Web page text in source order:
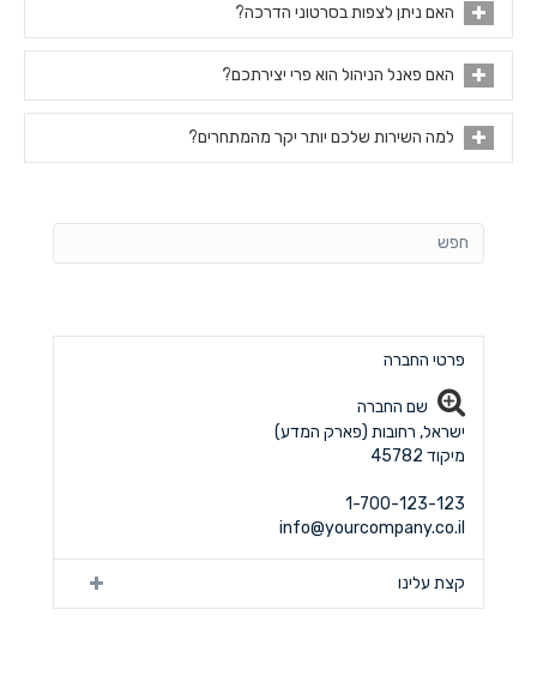
האם ניתן לצפות בסרטוני הדרכה?
האם פאנל הניהול הוא פרי יצירתכם?
למה השירות שלכם יותר יקר מהמתחרים?
פרטי החברה
שם החברה
ישראל, רחובות (פארק המדע)
מיקוד 45782
1-700-123-123
info@yourcompany.co.il
קצת עלינו